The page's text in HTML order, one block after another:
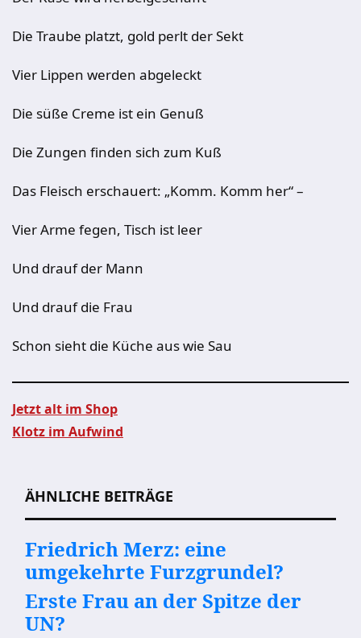
Die Traube platzt, gold perlt der Sekt
Vier Lippen werden abgeleckt
Die süße Creme ist ein Genuß
Die Zungen finden sich zum Kuß
Das Fleisch erschauert: „Komm. Komm her“ –
Vier Arme fegen, Tisch ist leer
Und drauf der Mann
Und drauf die Frau
Schon sieht die Küche aus wie Sau
Jetzt alt im Shop
Klotz im Aufwind
ÄHNLICHE BEITRÄGE
Friedrich Merz: eine
umgekehrte Furzgrundel?
Erste Frau an der Spitze der
UN?